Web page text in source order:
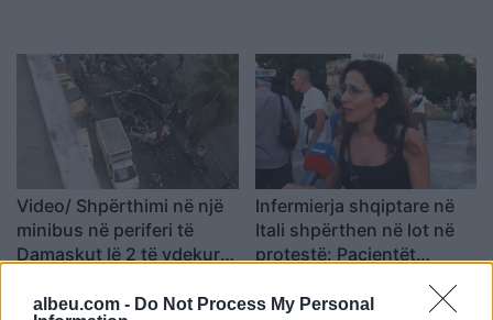
albeu.com - Do Not Process My Personal
Video/ Shpërthimi në një
minibus në periferi të
Damaskut lë 2 të vdekur
Infermierja shqiptare në
Itali shpërthen në lot në
protestë: Pacientët
kurim jashtë vendit